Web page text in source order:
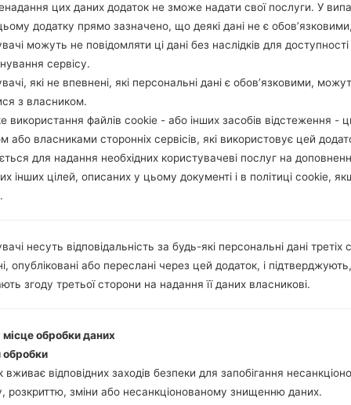
цих даних додаток не зможе надати свої послуги. У
додатку прямо зазначено, що деякі дані не є обов’язковими,
можуть не повідомляти ці дані без наслідків для
сервісу.
які не впевнені, які персональні дані є обов’язковими,
з власником.
використання файлів cookie - або інших засобів відстеження -
або власниками сторонніх сервісів, які використовує цей
для надання необхідних користувачеві послуг на
інших цілей, описаних у цьому документі і в політиці cookie,
несуть відповідальність за будь-які персональні дані третіх
опубліковані або переслані через цей додаток, і
згоду третьої сторони на надання її даних власникові.
місце обробки даних
вживає відповідних заходів безпеки для запобігання
розкриттю, зміни або несанкціонованому знищенню даних.